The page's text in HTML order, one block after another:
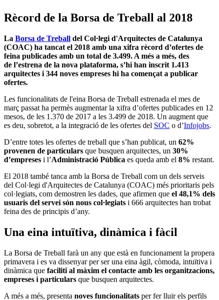
Rècord de la Borsa de Treball al 2018
La Borsa de Treball del Col·legi d'Arquitectes de Catalunya
(COAC) ha tancat el 2018 amb una xifra rècord d’ofertes de
feina publicades amb un total de 3.499. A més a més, des
de l’estrena de la nova plataforma, s’hi han inscrit 1.413
arquitectes i 344 noves empreses hi ha començat a publicar
ofertes.
Les funcionalitats de l'eina Borsa de Treball estrenada el mes de
març passat ha permès augmentar la xifra d’ofertes publicades en 12
mesos, de les 1.370 de 2017 a les 3.499 de 2018. Un augment que
es deu, sobretot, a la integració de les ofertes del SOC o d’Infojobs.
D’entre totes les ofertes de treball que s’han publicat, un 62%
provenen de particulars que busquen arquitectes, un 30%
d’empreses i l’Administració Pública es queda amb el 8% restant.
El 2018 també tanca amb la Borsa de Treball com un dels serveis
del Col·legi d'Arquitectes de Catalunya (COAC) més prioritaris pels
col·legiats, com demostren les dades, que afirmen que el 48,1% dels
usuaris del servei són nous col·legiats i 666 arquitectes han trobat
feina des de principis d’any.
Una eina intuïtiva, dinàmica i fàcil
La Borsa de Treball farà un any que està en funcionament la propera
primavera i es va dissenyar per ser una eina àgil, còmoda, intuïtiva i
dinàmica que faciliti al màxim el contacte amb les organitzacions,
empreses i particulars que busquen arquitectes.
A més a més, presenta noves funcionalitats per fer lluir els perfils